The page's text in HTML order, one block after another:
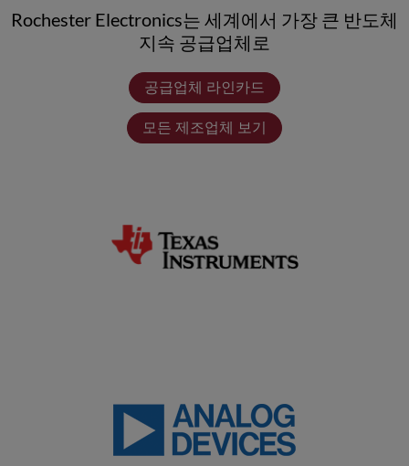
Rochester Electronics는 세계에서 가장 큰 반도체
지속 공급업체로
공급업체 라인카드
모든 제조업체 보기